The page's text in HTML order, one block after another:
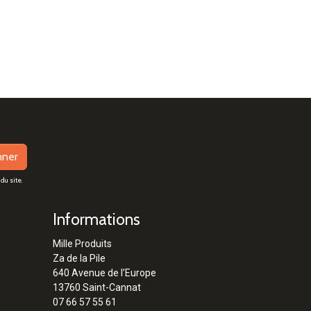
site.
Informations
Mille Produits
Za de la Pile
640 Avenue de l’Europe
13760 Saint-Cannat
07 66 57 55 61